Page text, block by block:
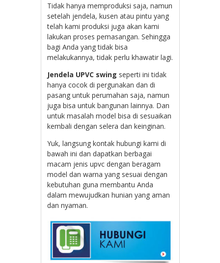
Tidak hanya memproduksi saja, namun
setelah jendela, kusen atau pintu yang
telah kami produksi juga akan kami
lakukan proses pemasangan. Sehingga
bagi Anda yang tidak bisa
melakukannya, tidak perlu khawatir lagi.
Jendela UPVC swing seperti ini tidak
hanya cocok di pergunakan dan di
pasang untuk perumahan saja, namun
juga bisa untuk bangunan lainnya. Dan
untuk masalah model bisa di sesuaikan
kembali dengan selera dan keinginan.
Yuk, langsung kontak hubungi kami di
bawah ini dan dapatkan berbagai
macam jenis upvc dengan beragam
model dan warna yang sesuai dengan
kebutuhan guna membantu Anda
dalam mewujudkan hunian yang aman
dan nyaman.